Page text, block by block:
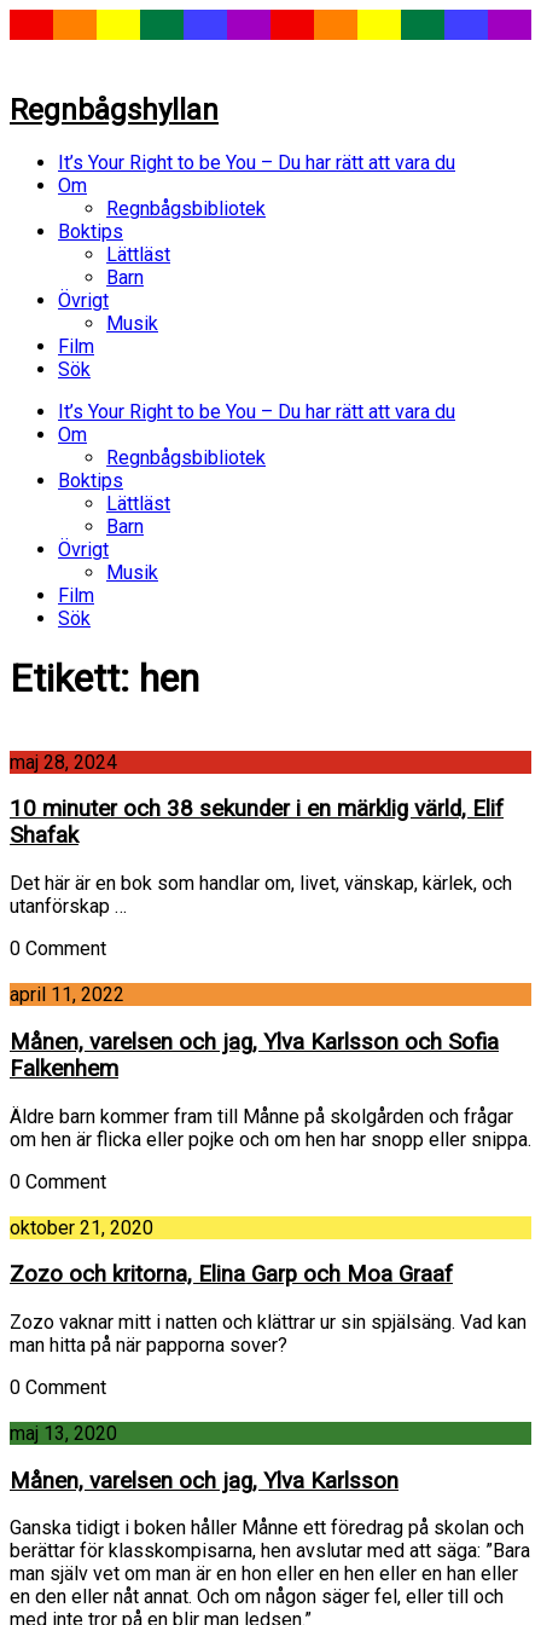
Regnbågshyllan
It’s Your Right to be You – Du har rätt att vara du
Om
Regnbågsbibliotek
Boktips
Lättläst
Barn
Övrigt
Musik
Film
Sök
It’s Your Right to be You – Du har rätt att vara du
Om
Regnbågsbibliotek
Boktips
Lättläst
Barn
Övrigt
Musik
Film
Sök
Etikett: hen
maj 28, 2024
10 minuter och 38 sekunder i en märklig värld, Elif
Shafak
Det här är en bok som handlar om, livet, vänskap, kärlek, och
utanförskap …
0 Comment
april 11, 2022
Månen, varelsen och jag, Ylva Karlsson och Sofia
Falkenhem
Äldre barn kommer fram till Månne på skolgården och frågar
om hen är flicka eller pojke och om hen har snopp eller snippa.
0 Comment
oktober 21, 2020
Zozo och kritorna, Elina Garp och Moa Graaf
Zozo vaknar mitt i natten och klättrar ur sin spjälsäng. Vad kan
man hitta på när papporna sover?
0 Comment
maj 13, 2020
Månen, varelsen och jag, Ylva Karlsson
Ganska tidigt i boken håller Månne ett föredrag på skolan och
berättar för klasskompisarna, hen avslutar med att säga: ”Bara
man själv vet om man är en hon eller en hen eller en han eller
en den eller nåt annat. Och om någon säger fel, eller till och
med inte tror på en blir man ledsen.”